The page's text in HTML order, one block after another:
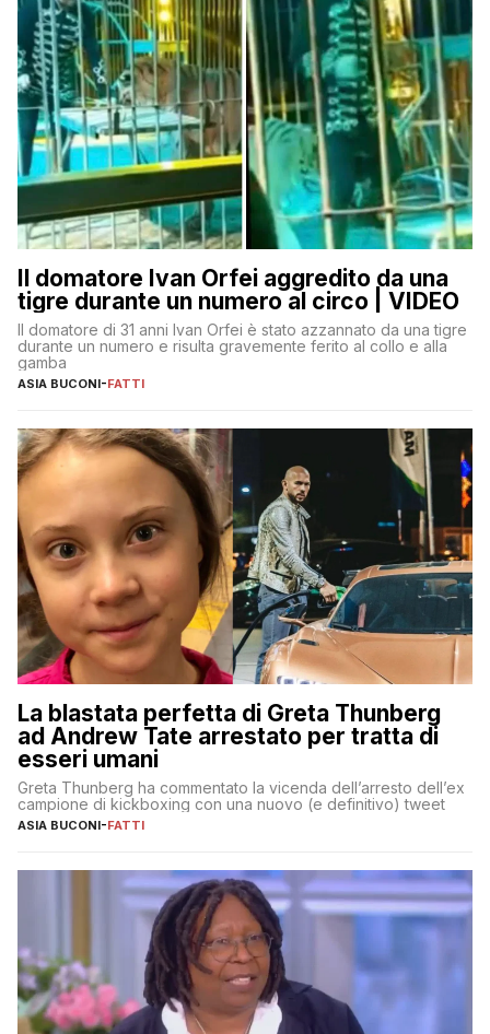
Il domatore Ivan Orfei aggredito da una
tigre durante un numero al circo | VIDEO
Il domatore di 31 anni Ivan Orfei è stato azzannato da una tigre
durante un numero e risulta gravemente ferito al collo e alla
gamba
ASIA BUCONI-FATTI
La blastata perfetta di Greta Thunberg
ad Andrew Tate arrestato per tratta di
esseri umani
Greta Thunberg ha commentato la vicenda dell’arresto dell’ex
campione di kickboxing con una nuovo (e definitivo) tweet
ASIA BUCONI-FATTI